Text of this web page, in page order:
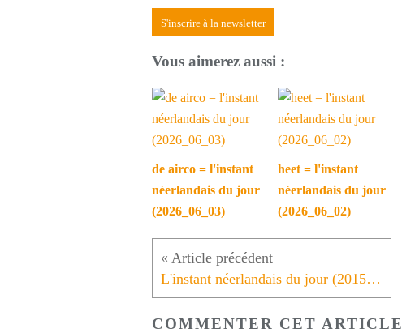
S'inscrire à la newsletter
Vous aimerez aussi :
de airco = l'instant
néerlandais du jour
(2026_06_03)
heet = l'instant
néerlandais du jour
(2026_06_02)
L'instant néerlandais du jour (2015_04_08): Wil je vanavond met me eten?
COMMENTER CET ARTICLE